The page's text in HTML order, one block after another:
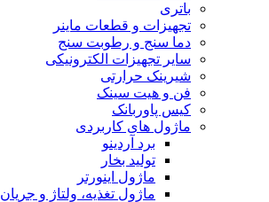
باتری
تجهیزات و قطعات ماینر
دما سنج و رطوبت سنج
سایر تجهیزات الکترونیکی
شیرینک حرارتی
فن و هیت سینک
کیس پاوربانک
ماژول های کاربردی
برد آردینو
تولید بخار
ماژول اینورتر
ماژول تغذیه، ولتاژ و جریان